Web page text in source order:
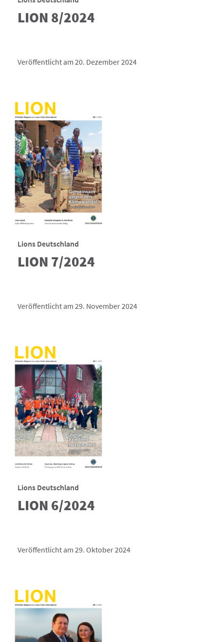
LION 8/2024
Veröffentlicht am 20. Dezember 2024
Lions Deutschland
LION 7/2024
Veröffentlicht am 29. November 2024
Lions Deutschland
LION 6/2024
Veröffentlicht am 29. Oktober 2024